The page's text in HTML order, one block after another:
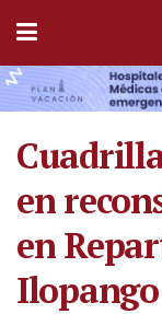
en
en
Ilopango